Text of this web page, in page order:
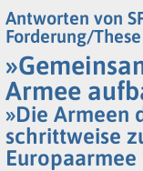
Antworten von
Forderung/These
Armee
»Die Armeen
schrittweise